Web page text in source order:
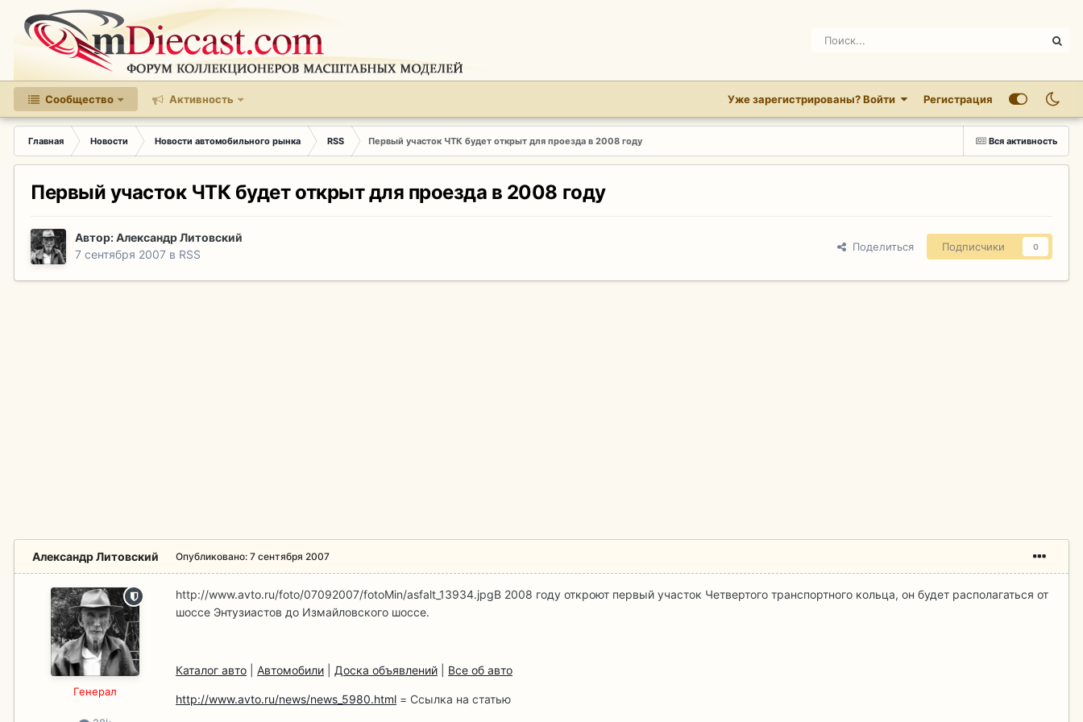
Сообщество Активность Уже зарегистрированы? Войти Регистрация
Вся активность
Главная Новости Новости автомобильного рынка RSS Первый участок ЧТК будет открыт для проезда в 2008 году
Первый участок ЧТК будет открыт для проезда в 2008 году
Автор:Александр Литовский
7 сентября 2007 в RSS
Поделиться Подписчики 0
Александр Литовский
Гeнерал
Опубликовано: 7 сентября 2007
http://www.avto.ru/foto/07092007/fotoMin/asfalt_13934.jpgВ 2008 году откроют первый участок Четвертого транспортного кольца, он будет располагаться от
шоссе Энтузиастов до Измайловского шоссе.
Каталог авто Автомобили Доска объявлений Все об авто
http://www.avto.ru/news/news_5980.html = Ссылка на статью